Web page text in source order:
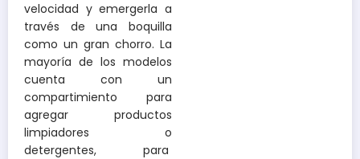
velocidad y emergerla a
través de una boquilla
como un gran chorro. La
mayoría de los modelos
cuenta con un
compartimiento para
agregar productos
limpiadores o
detergentes, para